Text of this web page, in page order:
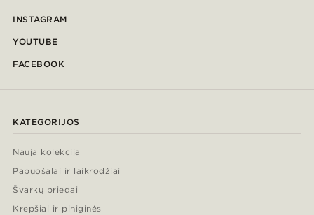
INSTAGRAM
YOUTUBE
FACEBOOK
KATEGORIJOS
Nauja kolekcija
Papuošalai ir laikrodžiai
Švarkų priedai
Krepšiai ir piniginės